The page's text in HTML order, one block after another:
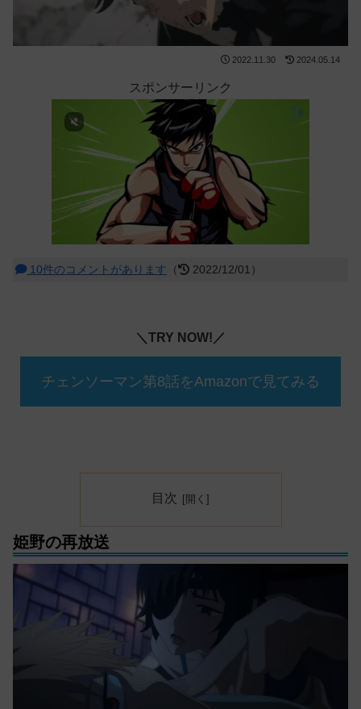
2022.11.30 2024.05.14
スポンサーリンク
10件のコメントがあります （ 2022/12/01）
＼TRY NOW!／
チェンソーマン第8話をAmazonで見てみる
目次
姫野の再放送